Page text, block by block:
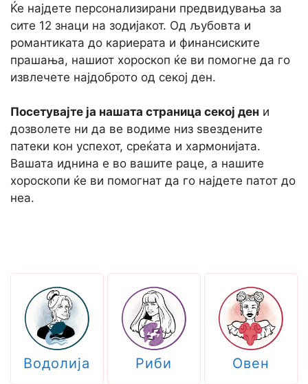
Ќе најдете персонализирани предвидувања за
сите 12 знаци на зодијакот. Од љубовта и
романтиката до кариерата и финансиските
прашања, нашиот хороскоп ќе ви помогне да го
извлечете најдоброто од секој ден.
Посетувајте ја нашата страница секој ден и
дозволете ни да ве водиме низ ѕвездените
патеки кон успехот, среќата и хармонијата.
Вашата иднина е во вашите раце, а нашите
хороскопи ќе ви помогнат да го најдете патот до
неа.
Водолија Риби Овен